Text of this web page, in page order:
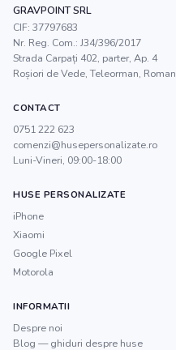
GRAVPOINT SRL
CIF: 37797683
Nr. Reg. Com.: J34/396/2017
Strada Carpați 402, parter, Ap. 4
Roșiori de Vede,Teleorman,
CONTACT
0751 222 623
comenzi@husepersonalizate.ro
Luni-Vineri, 09:00-18:00
HUSE PERSONALIZATE
iPhone
Xiaomi
Google Pixel
Motorola
INFORMATII
Despre noi
Blog — ghiduri despre huse